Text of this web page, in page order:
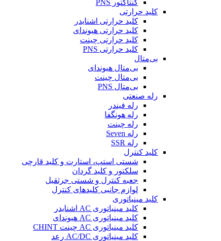
کنتاکتور PNS
کلید حرارتی
کلید حرارتی اشنایدر
کلید حرارتی هیوندای
کلید حرارتی چینت
کلید حرارتی PNS
بی‌متال
بی‌متال هیوندای
بی‌متال چینت
بی‌متال PNS
رله صنعتی
رله فیندر
رله هونگفا
رله چینت
رله Seven
رله SSR
کلید کنترل
شستی استپ، استارت و کلید قارچی
سلکتور و کلید گردان
جعبه کنترل و شستی جرثقیل
لوازم جانبی کلیدهای کنترل
کلید مینیاتوری
کلید مینیاتوری AC اشنایدر
کلید مینیاتوری AC هیوندای
کلید مینیاتوری AC چینت CHINT
کلید مینیاتوری AC/DC رعد